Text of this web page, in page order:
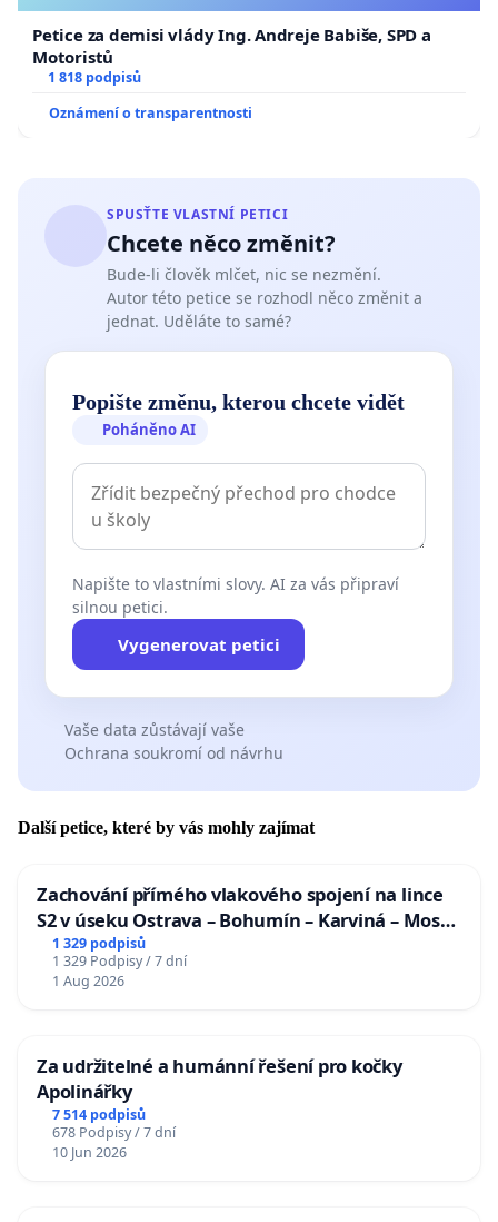
Petice za demisi vlády Ing. Andreje Babiše, SPD a
Motoristů
1 818 podpisů
Oznámení o transparentnosti
SPUSŤTE VLASTNÍ PETICI
Chcete něco změnit?
Bude-li člověk mlčet, nic se nezmění.
Autor této petice se rozhodl něco změnit a
jednat. Uděláte to samé?
Popište změnu, kterou chcete vidět
Poháněno AI
Napište to vlastními slovy. AI za vás připraví
silnou petici.
Vygenerovat petici
Vaše data zůstávají vaše
Ochrana soukromí od návrhu
Další petice, které by vás mohly zajímat
Zachování přímého vlakového spojení na lince
S2 v úseku Ostrava – Bohumín – Karviná – Mosty
u Jablunkova
1 329 podpisů
1 329 Podpisy / 7 dní
1 Aug 2026
Za udržitelné a humánní řešení pro kočky
Apolinářky
7 514 podpisů
678 Podpisy / 7 dní
10 Jun 2026